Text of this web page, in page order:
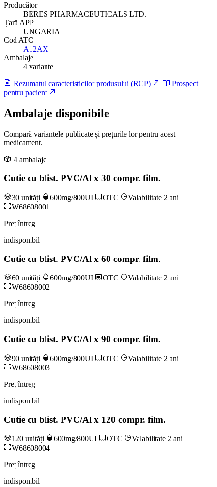
Producător
BERES PHARMACEUTICALS LTD.
Țară APP
UNGARIA
Cod ATC
A12AX
Ambalaje
4 variante
Rezumatul caracteristicilor produsului (RCP)
Prospect
pentru pacient
Ambalaje disponibile
Compară variantele publicate și prețurile lor pentru acest
medicament.
4 ambalaje
Cutie cu blist. PVC/Al x 30 compr. film.
30 unități 600mg/800UI OTC
Valabilitate 2 ani
W68608001
Preț întreg
indisponibil
Cutie cu blist. PVC/Al x 60 compr. film.
60 unități 600mg/800UI OTC
Valabilitate 2 ani
W68608002
Preț întreg
indisponibil
Cutie cu blist. PVC/Al x 90 compr. film.
90 unități 600mg/800UI OTC
Valabilitate 2 ani
W68608003
Preț întreg
indisponibil
Cutie cu blist. PVC/Al x 120 compr. film.
120 unități 600mg/800UI OTC
Valabilitate 2 ani
W68608004
Preț întreg
indisponibil